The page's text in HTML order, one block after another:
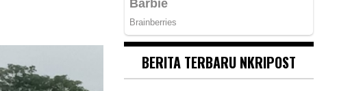
BERITA TERBARU NKRIPOST